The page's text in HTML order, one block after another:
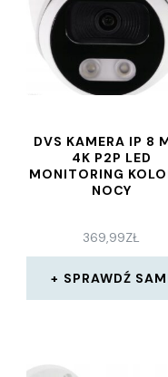
DVS KAMERA IP 8
4K P2P LED
MONITORING
NOCY
369,99ZŁ
SPRAWDŹ